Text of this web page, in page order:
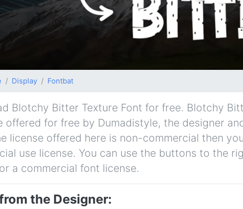
Display Fontbat
Blotchy Bitter Texture Font for free. Blotchy
offered for free by Dumadistyle, the designer
license offered here is non-commercial then
use license. You can use the buttons to the
a commercial font license.
the Designer: